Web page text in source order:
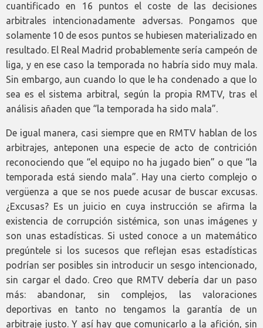
cuantificado en 16 puntos el coste de las decisiones
arbitrales intencionadamente adversas. Pongamos que
solamente 10 de esos puntos se hubiesen materializado en
resultado. El Real Madrid probablemente sería campeón de
liga, y en ese caso la temporada no habría sido muy mala.
Sin embargo, aun cuando lo que le ha condenado a que lo
sea es el sistema arbitral, según la propia RMTV, tras el
análisis añaden que “la temporada ha sido mala”.
De igual manera, casi siempre que en RMTV hablan de los
arbitrajes, anteponen una especie de acto de contrición
reconociendo que “el equipo no ha jugado bien” o que “la
temporada está siendo mala”. Hay una cierto complejo o
vergüenza a que se nos puede acusar de buscar excusas.
¿Excusas? Es un juicio en cuya instrucción se afirma la
existencia de corrupción sistémica, son unas imágenes y
son unas estadísticas. Si usted conoce a un matemático
pregúntele si los sucesos que reflejan esas estadísticas
podrían ser posibles sin introducir un sesgo intencionado,
sin cargar el dado. Creo que RMTV debería dar un paso
más: abandonar, sin complejos, las valoraciones
deportivas en tanto no tengamos la garantía de un
arbitraje justo. Y así hay que comunicarlo a la afición, sin